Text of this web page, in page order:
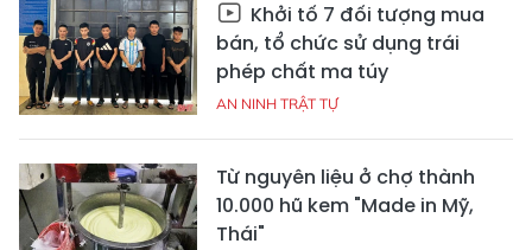
Khởi tố 7 đối tượng mua
bán, tổ chức sử dụng trái
phép chất ma túy
AN NINH TRẬT TỰ
Từ nguyên liệu ở chợ thành
10.000 hũ kem "Made in Mỹ,
Thái"